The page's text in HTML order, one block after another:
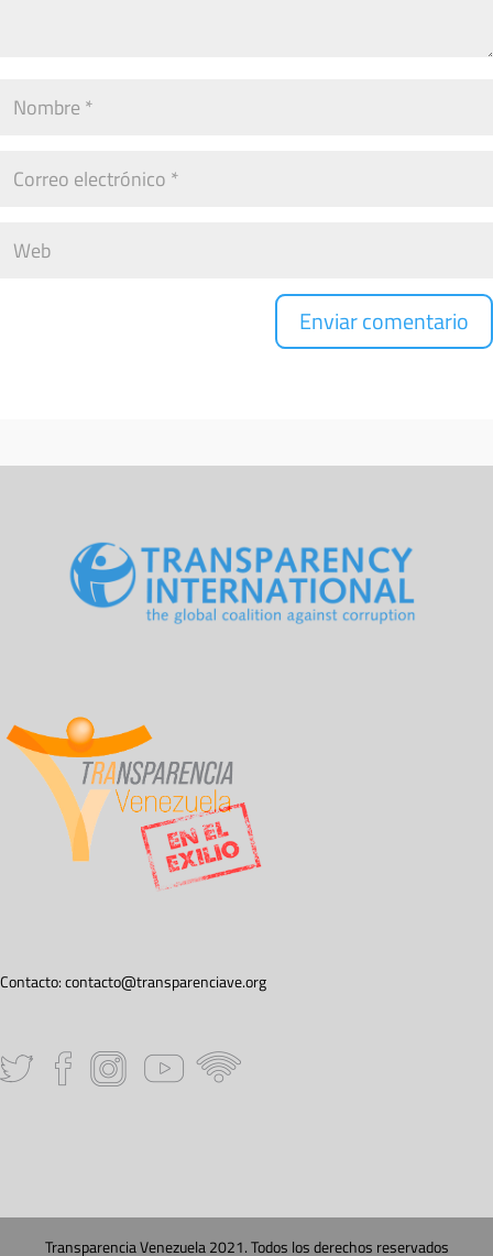
Contacto:contacto@transparenciave.org
Transparencia Venezuela 2021. Todos los derechos reservados